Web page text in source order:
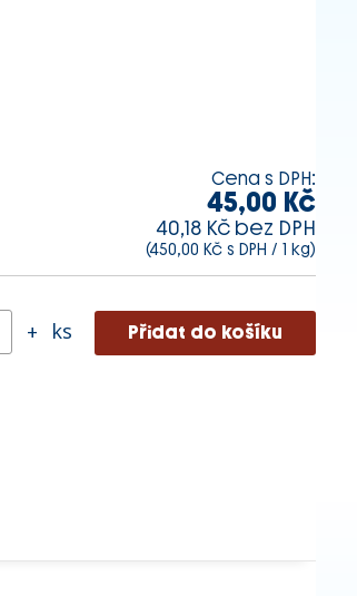
Cena s DPH:
45,00 Kč
40,18 Kč bez DPH
(450,00 Kč s DPH / 1 kg)
+ ks